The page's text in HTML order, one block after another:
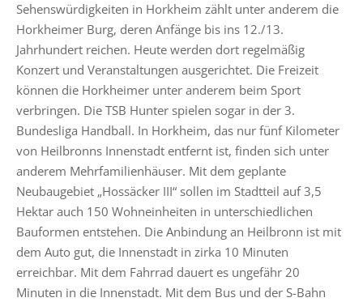
Sehenswürdigkeiten in Horkheim zählt unter anderem die
Horkheimer Burg, deren Anfänge bis ins 12./13.
Jahrhundert reichen. Heute werden dort regelmäßig
Konzert und Veranstaltungen ausgerichtet. Die Freizeit
können die Horkheimer unter anderem beim Sport
verbringen. Die TSB Hunter spielen sogar in der 3.
Bundesliga Handball. In Horkheim, das nur fünf Kilometer
von Heilbronns Innenstadt entfernt ist, finden sich unter
anderem Mehrfamilienhäuser. Mit dem geplante
Neubaugebiet „Hossäcker III“ sollen im Stadtteil auf 3,5
Hektar auch 150 Wohneinheiten in unterschiedlichen
Bauformen entstehen. Die Anbindung an Heilbronn ist mit
dem Auto gut, die Innenstadt in zirka 10 Minuten
erreichbar. Mit dem Fahrrad dauert es ungefähr 20
Minuten in die Innenstadt. Mit dem Bus und der S-Bahn